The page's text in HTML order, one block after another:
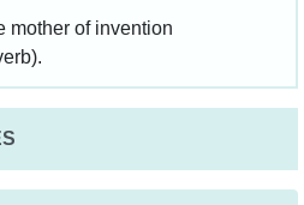
mother of invention